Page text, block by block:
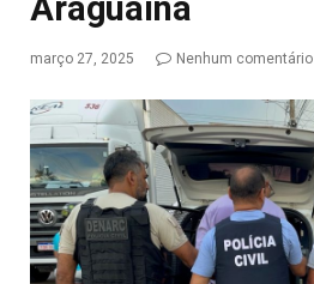
Araguaína
março 27, 2025 Nenhum comentário